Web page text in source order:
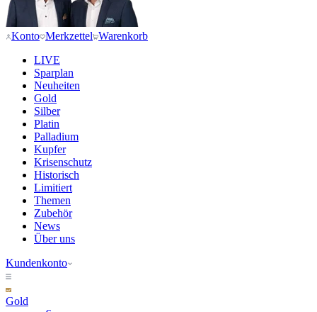
Konto Merkzettel Warenkorb
LIVE
Sparplan
Neuheiten
Gold
Silber
Platin
Palladium
Kupfer
Krisenschutz
Historisch
Limitiert
Themen
Zubehör
News
Über uns
Kundenkonto
Gold